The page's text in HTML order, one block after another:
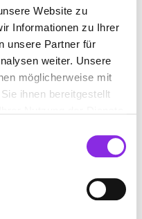
Website zu
Informationen zu Ihrer
unsere Partner für
weiter. Unsere
möglicherweise mit
ihnen bereitgestellt
Liebenstein DE